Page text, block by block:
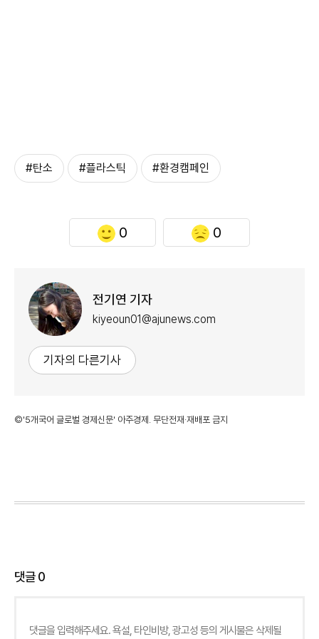
#탄소 #플라스틱 #환경캠페인
0 0
전기연 기자
kiyeoun01@ajunews.com
기자의 다른기사
©'5개국어 글로벌 경제신문' 아주경제. 무단전재·재배포 금지
댓글0